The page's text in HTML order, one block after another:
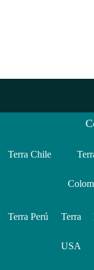
Terra Chile
Terra Perú Terra
USA